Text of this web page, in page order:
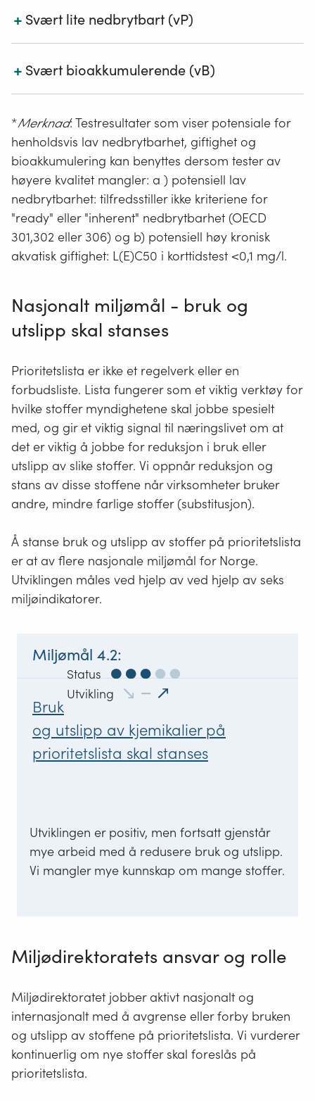
Arvestoffskadelig (kategori 1A eller 1B), dvs.
klassifisert med H340
dvs. klassifisert med H360 eller H361
En av følgende:
Svært høy kronisk giftighet for akvatisk
< 0,01 mg/l
Stoffer som er tilstrekkelig dokumentert å gi
aksepterte undersøkelser.
Annen relevant informasjon kan benyttes dersom
testresultater mangler.*
+ Svært lite nedbrytbart (vP)
En av følgende:
Ferskvann og marint: halveringstid > 60 dager
180 dager
Jord: halveringstid >180 dager
Annen relevant informasjon kan benyttes dersom
testresultater mangler*.
+ Svært bioakkumulerende (vB)
BCF > 5000
Annen relevant informasjon kan benyttes dersom
testresultater mangler*.
*Merknad: Testresultater som viser potensiale for
henholdsvis lav nedbrytbarhet, giftighet og
bioakkumulering kan benyttes dersom tester av
høyere kvalitet mangler: a ) potensiell lav
nedbrytbarhet: tilfredsstiller ikke kriteriene for
"ready" eller "inherent" nedbrytbarhet (OECD
301,302 eller 306) og b) potensiell høy kronisk
akvatisk giftighet: L(E)C50 i korttidstest <0,1 mg/l.
Nasjonalt miljømål - bruk og
utslipp skal stanses
Prioritetslista er ikke et regelverk eller en
forbudsliste. Lista fungerer som et viktig verktøy for
hvilke stoffer myndighetene skal jobbe spesielt
med, og gir et viktig signal til næringslivet om at
det er viktig å jobbe for reduksjon i bruk eller
utslipp av slike stoffer. Vi oppnår reduksjon og
stans av disse stoffene når virksomheter bruker
andre, mindre farlige stoffer (substitusjon).
Å stanse bruk og utslipp av stoffer på prioritetslista
er at av flere nasjonale miljømål for Norge.
Utviklingen måles ved hjelp av ved hjelp av seks
miljøindikatorer.
Miljømål 4.2:
Status
:
60
Utvikling
Bruk
og utslipp av kjemikalier på
prioritetslista skal stanses
Utviklingen er positiv, men fortsatt gjenstår
mye arbeid med å redusere bruk og utslipp.
Vi mangler mye kunnskap om mange stoffer.
Miljødirektoratets ansvar og rolle
Miljødirektoratet jobber aktivt nasjonalt og
internasjonalt med å avgrense eller forby bruken
og utslipp av stoffene på prioritetslista. Vi vurderer
kontinuerlig om nye stoffer skal foreslås på
prioritetslista.